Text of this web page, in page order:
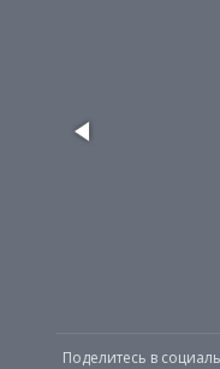
Поделитесь в